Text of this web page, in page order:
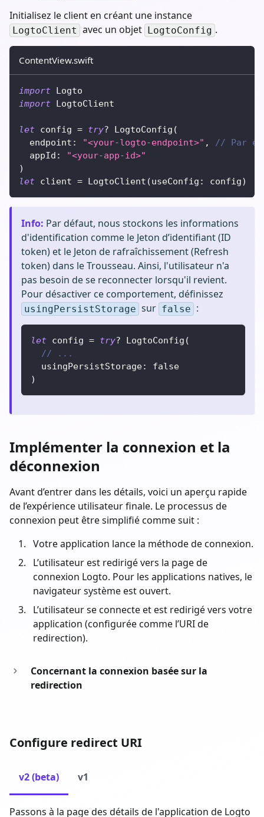
Initialisez le client en créant une instance
LogtoClient avec un objet LogtoConfig .
ContentView.swift
import Logto
import LogtoClient
let config = try? LogtoConfig (
  endpoint
: "<your-logto-endpoint>" ,
// Par
  appId
:
"<your-app-id>"
)
let client = LogtoClient (useConfig : config)
Info: Par défaut, nous stockons les informations
d'identification comme le Jeton d’identifiant (ID
token) et le Jeton de rafraîchissement (Refresh
token) dans le Trousseau. Ainsi, l'utilisateur n'a
pas besoin de se reconnecter lorsqu'il revient.
Pour désactiver ce comportement, définissez
usingPersistStorage sur false :
let config = try? LogtoConfig (
// ...
  usingPersistStorage
:
false
)
Implémenter la connexion et la
déconnexion
Avant d’entrer dans les détails, voici un aperçu rapide
de l’expérience utilisateur finale. Le processus de
connexion peut être simplifié comme suit :
Votre application lance la méthode de connexion.
L’utilisateur est redirigé vers la page de
connexion Logto. Pour les applications natives, le
navigateur système est ouvert.
L’utilisateur se connecte et est redirigé vers votre
application (configurée comme l’URI de
redirection).
Concernant la connexion basée sur la
redirection
Configure redirect URI
v2 (beta) v1
Passons à la page des détails de l'application de Logto